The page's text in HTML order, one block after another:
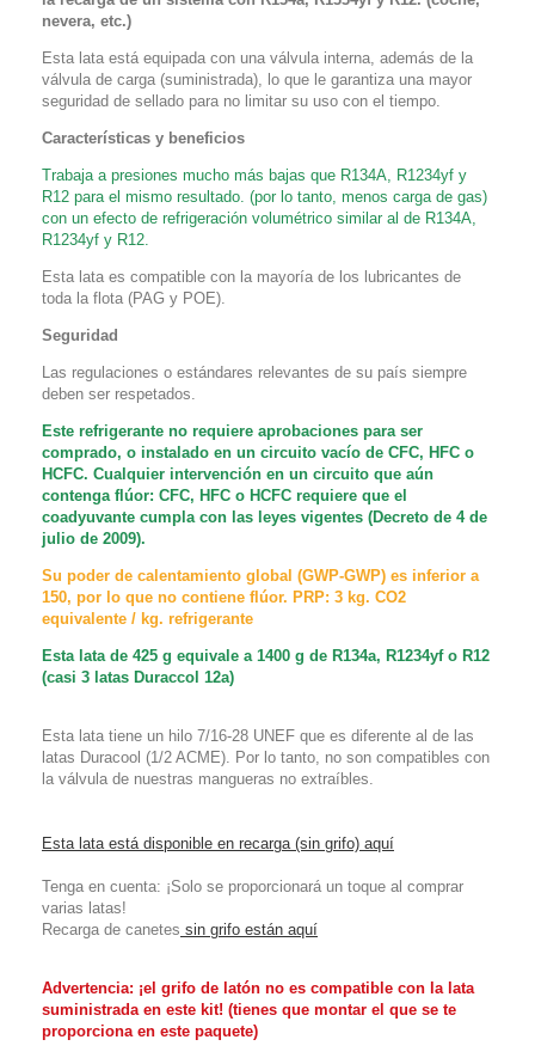
nevera, etc.)
Esta lata está equipada con una válvula interna, además de la
válvula de carga (suministrada), lo que le garantiza una mayor
seguridad de sellado para no limitar su uso con el tiempo.
Características y beneficios
Trabaja a presiones mucho más bajas que R134A, R1234yf y
R12 para el mismo resultado. (por lo tanto, menos carga de gas)
con un efecto de refrigeración volumétrico similar al de R134A,
R1234yf y R12.
Esta lata es compatible con la mayoría de los lubricantes de
toda la flota (PAG y POE).
Seguridad
Las regulaciones o estándares relevantes de su país siempre
deben ser respetados.
Este refrigerante no requiere aprobaciones para ser
comprado, o instalado en un circuito vacío de CFC, HFC o
HCFC. Cualquier intervención en un circuito que aún
contenga flúor: CFC, HFC o HCFC requiere que el
coadyuvante cumpla con las leyes vigentes (Decreto de 4 de
julio de 2009).
Su poder de calentamiento global (GWP-GWP) es inferior a
150, por lo que no contiene flúor. PRP: 3 kg. CO2
equivalente / kg. refrigerante
Esta lata de 425 g equivale a 1400 g de R134a, R1234yf o R12
(casi 3 latas Duraccol 12a)
Esta lata tiene un hilo 7/16-28 UNEF que es diferente al de las
latas Duracool (1/2 ACME). Por lo tanto, no son compatibles con
la válvula de nuestras mangueras no extraíbles.
Esta lata está disponible en recarga (sin grifo) aquí
Tenga en cuenta: ¡Solo se proporcionará un toque al comprar
varias latas!
Recarga de canetes sin grifo están aquí
Advertencia: ¡el grifo de latón no es compatible con la lata
suministrada en este kit! (tienes que montar el que se te
proporciona en este paquete)